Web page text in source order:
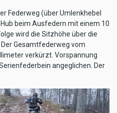
Federweg (über Umlenkhebel
beim Ausfedern mit einem 10
wird die Sitzhöhe über die
Gesamtfederweg vom
verkürzt. Vorspannung
angeglichen. Der